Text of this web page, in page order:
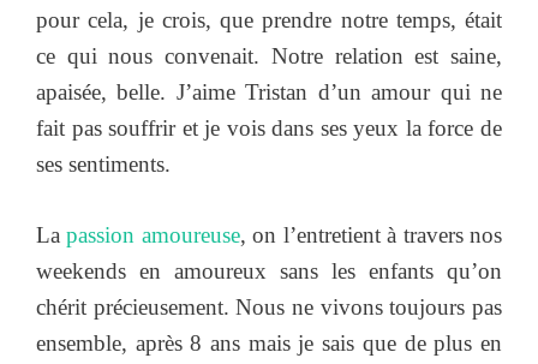
pour cela, je crois, que prendre notre temps, était
ce qui nous convenait. Notre relation est saine,
apaisée, belle. J’aime Tristan d’un amour qui ne
fait pas souffrir et je vois dans ses yeux la force de
ses sentiments.
Lapassion amoureuse, on l’entretient à travers nos
weekends en amoureux sans les enfants qu’on
chérit précieusement. Nous ne vivons toujours pas
ensemble, après 8 ans mais je sais que de plus en